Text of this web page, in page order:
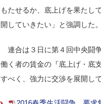
もたせるか、底上げを果たし
開していきたい」と強調した。
連合は３日に第４回中央闘
働く者の賃金の『底上げ・底
すべく、強力に交渉を展開し